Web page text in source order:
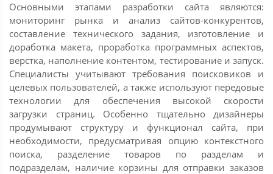
Основными этапами разработки сайта являются:
мониторинг рынка и анализ сайтов-конкурентов,
составление технического задания, изготовление и
доработка макета, проработка программных аспектов,
верстка, наполнение контентом, тестирование и запуск.
Специалисты учитывают требования поисковиков и
целевых пользователей, а также используют передовые
технологии для обеспечения высокой скорости
загрузки страниц. Особенно тщательно дизайнеры
продумывают структуру и функционал сайта, при
необходимости, предусматривая опцию контекстного
поиска, разделение товаров по разделам и
подразделам, наличие корзины для отправки заказов